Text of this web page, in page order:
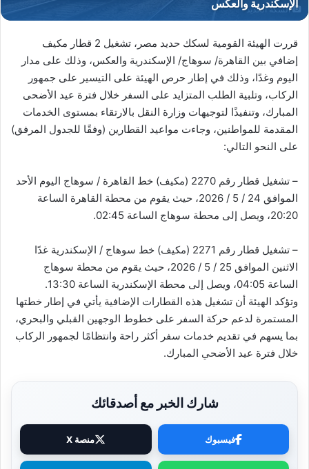
السكة الحديد
قررت الهيئة القومية لسكك حديد مصر، تشغيل 2 قطار مكيف
إضافي بين القاهرة/ سوهاج/ الإسكندرية والعكس، وذلك على مدار
اليوم وغدًا، وذلك في إطار حرص الهيئة على التيسير على جمهور
الركاب، وتلبية الطلب المتزايد على السفر خلال فترة عيد الأضحى
المبارك، وتنفيذًا لتوجيهات وزارة النقل بالارتقاء بمستوى الخدمات
المقدمة للمواطنين، وجاءت مواعيد القطارين (وفقًا للجدول المرفق)
على النحو التالي:
– تشغيل قطار رقم 2270 (مكيف) خط القاهرة / سوهاج اليوم الأحد
الموافق 24 / 5 / 2026، حيث يقوم من محطة القاهرة الساعة
20:20، ويصل إلى محطة سوهاج الساعة 02:45.
– تشغيل قطار رقم 2271 (مكيف) خط سوهاج / الإسكندرية غدًا
الاثنين الموافق 25 / 5 / 2026، حيث يقوم من محطة سوهاج
الساعة 04:05، ويصل إلى محطة الإسكندرية الساعة 13:30.
وتؤكد الهيئة أن تشغيل هذه القطارات الإضافية يأتي في إطار خطتها
المستمرة لدعم حركة السفر على خطوط الوجهين القبلي والبحري،
بما يسهم في تقديم خدمات سفر أكثر راحة وانتظامًا لجمهور الركاب
خلال فترة عيد الأضحي المبارك.
شارك الخبر مع أصدقائك
فيسبوك منصة X